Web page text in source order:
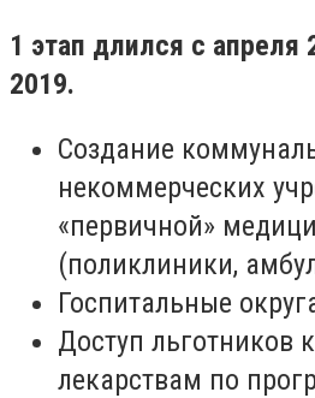
1 этап длился с апреля
2019.
Создание
некоммерческих
«первичной»
(поликлиники,
Госпитальные
Доступ льготников
лекарствам по